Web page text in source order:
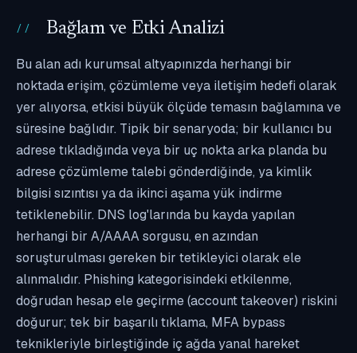
Bağlam ve Etki Analizi
Bu alan adı kurumsal altyapınızda herhangi bir
noktada erişim, çözümleme veya iletişim hedefi olarak
yer alıyorsa, etkisi büyük ölçüde temasın bağlamına ve
süresine bağlıdır. Tipik bir senaryoda; bir kullanıcı bu
adrese tıkladığında veya bir uç nokta arka planda bu
adrese çözümleme talebi gönderdiğinde, ya kimlik
bilgisi sızıntısı ya da ikinci aşama yük indirme
tetiklenebilir. DNS log'larında bu kayda yapılan
herhangi bir A/AAAA sorgusu, en azından
soruşturulması gereken bir tetikleyici olarak ele
alınmalıdır. Phishing kategorisindeki etkilenme,
doğrudan hesap ele geçirme (account takeover) riskini
doğurur; tek bir başarılı tıklama, MFA bypass
teknikleriyle birleştiğinde iç ağda yanal hareket